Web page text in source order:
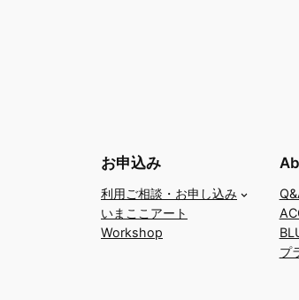
お申込み
利用ご相談・お申し込み
いまここアート
Workshop
プ